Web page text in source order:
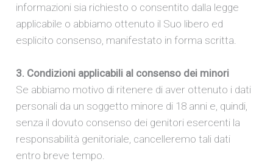
informazioni sia richiesto o consentito dalla legge
applicabile o abbiamo ottenuto il Suo libero ed
esplicito consenso, manifestato in forma scritta.
3. Condizioni applicabili al consenso dei minori
Se abbiamo motivo di ritenere di aver ottenuto i dati
personali da un soggetto minore di 18 anni e, quindi,
senza il dovuto consenso dei genitori esercenti la
responsabilità genitoriale, cancelleremo tali dati
entro breve tempo.